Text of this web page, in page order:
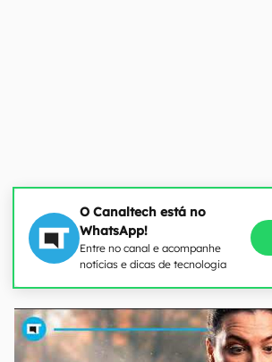
O Canaltech está no
WhatsApp!
Entre no canal e acompanhe
notícias e dicas de tecnologia